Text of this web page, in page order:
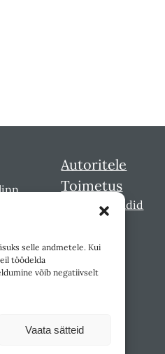
selle andmetele. Kui
töödelda
võib negatiivselt
Vaata sätteid
Autoritele
Toimetus
Sirbi laureaadid